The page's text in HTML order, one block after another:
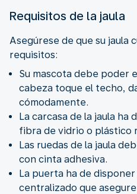
Requisitos de la jaula
Asegúrese de que su jaula
requisitos:
Su mascota debe poder
cabeza toque el techo,
cómodamente.
La carcasa de la jaula ha
fibra de vidrio o plástico
Las ruedas de la jaula
con cinta adhesiva.
La puerta ha de
centralizado que